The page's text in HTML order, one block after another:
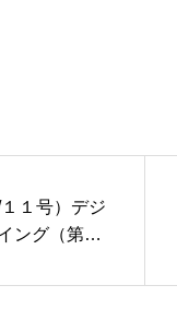
１号）デジ
ング（第３